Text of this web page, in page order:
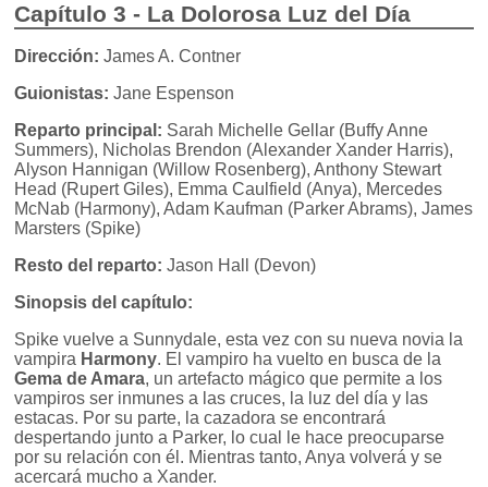
Capítulo 3 - La Dolorosa Luz del Día
Dirección: James A. Contner
Guionistas: Jane Espenson
Reparto principal: Sarah Michelle Gellar (Buffy Anne
Summers), Nicholas Brendon (Alexander Xander Harris),
Alyson Hannigan (Willow Rosenberg), Anthony Stewart
Head (Rupert Giles), Emma Caulfield (Anya), Mercedes
McNab (Harmony), Adam Kaufman (Parker Abrams), James
Marsters (Spike)
Resto del reparto: Jason Hall (Devon)
Sinopsis del capítulo:
Spike vuelve a Sunnydale, esta vez con su nueva novia la
vampira Harmony. El vampiro ha vuelto en busca de la
Gema de Amara, un artefacto mágico que permite a los
vampiros ser inmunes a las cruces, la luz del día y las
estacas. Por su parte, la cazadora se encontrará
despertando junto a Parker, lo cual le hace preocuparse
por su relación con él. Mientras tanto, Anya volverá y se
acercará mucho a Xander.